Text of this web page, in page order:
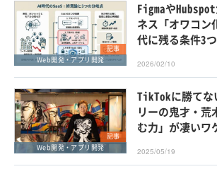
記事
Web開発・アプリ開発
Figmaや
ネス「オワコン
代に残る条件3つ
2026/02/10
記事
Web開発・アプリ開発
TikTokに勝てな
リーの鬼才・荒
む力」が凄いワ
2025/05/19